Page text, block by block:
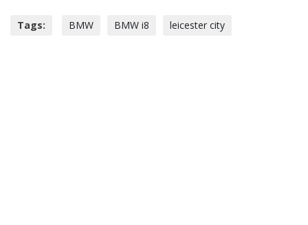
Tags: BMW BMW i8 leicester city